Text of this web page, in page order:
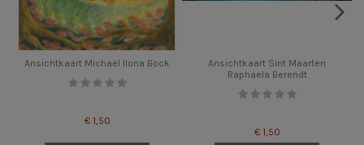
Ansichtkaart Michaël Ilona Bock
€ 1,50
Ansichtkaart Sint Maarten
Raphaela Berendt
€ 1,50